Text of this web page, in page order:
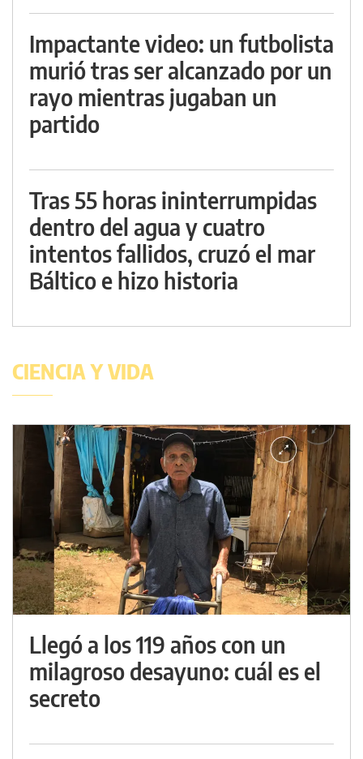
Impactante video: un futbolista
murió tras ser alcanzado por un
rayo mientras jugaban un
partido
Tras 55 horas ininterrumpidas
dentro del agua y cuatro
intentos fallidos, cruzó el mar
Báltico e hizo historia
CIENCIA Y VIDA
Llegó a los 119 años con un
milagroso desayuno: cuál es el
secreto